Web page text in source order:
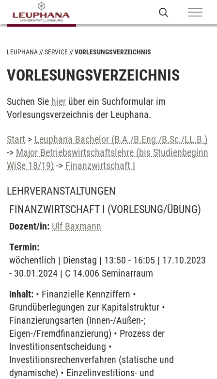
LEUPHANA SERVICE VORLESUNGSVERZEICHNIS
VORLESUNGSVERZEICHNIS
Suchen Sie hier über ein Suchformular im
Vorlesungsverzeichnis der Leuphana.
Start > Leuphana Bachelor (B.A./B.Eng./B.Sc./LL.B.)
-> Major Betriebswirtschaftslehre (bis Studienbeginn
WiSe 18/19) -> Finanzwirtschaft I
LEHRVERANSTALTUNGEN
FINANZWIRTSCHAFT I (VORLESUNG/ÜBUNG)
Dozent/in: Ulf Baxmann
Termin:
wöchentlich | Dienstag | 13:50 - 16:05 | 17.10.2023
- 30.01.2024 | C 14.006 Seminarraum
Inhalt: • Finanzielle Kennziffern •
Grundüberlegungen zur Kapitalstruktur •
Finanzierungsarten (Innen-/Außen-;
Eigen-/Fremdfinanzierung) • Prozess der
Investitionsentscheidung •
Investitionsrechenverfahren (statische und
dynamische) • Einzelinvestitions- und